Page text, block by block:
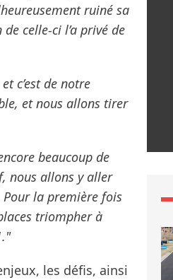
ruiné sa
celle-ci l’a privé de
c’est de notre
et nous allons tirer
beaucoup de
nous allons y aller
Pour la première fois
triompher à
les défis, ainsi